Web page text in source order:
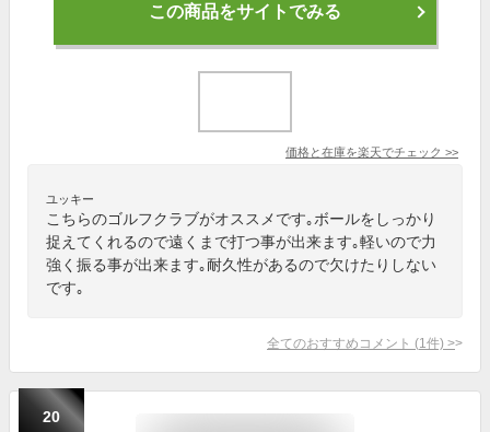
この商品をサイトでみる
価格と在庫を楽天でチェック >>
ユッキー
こちらのゴルフクラブがオススメです｡ボールをしっかり
捉えてくれるので遠くまで打つ事が出来ます｡軽いので力
強く振る事が出来ます｡耐久性があるので欠けたりしない
です｡
全てのおすすめコメント (1 件) >
20